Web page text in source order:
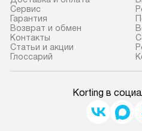
Сервис
Гарантия
Возврат и обмен
Контакты
Статьи и акции
Глоссарий
Korting в